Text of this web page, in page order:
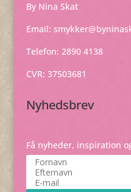
By Nina Skat
Email:
Telefon: 2890 4138
CVR: 37503681
Nyhedsbrev
Få nyheder, inspiration